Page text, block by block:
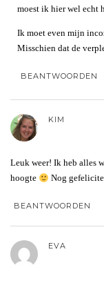
moest ik hier wel echt
Ik moet even mijn
Misschien dat de
BEANTWOORDEN
KIM
Leuk weer! Ik heb alles
hoogte
Nog
BEANTWOORDEN
EVA